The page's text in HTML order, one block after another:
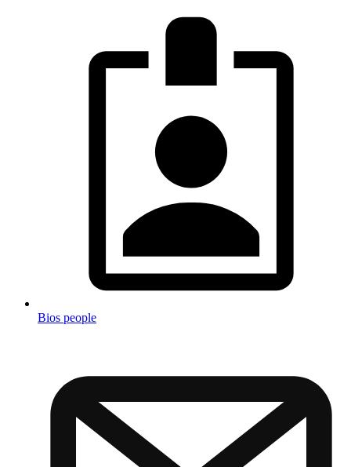
Bios people